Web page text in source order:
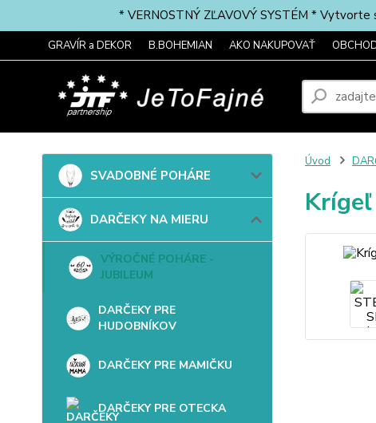
* VERNOSTNÝ ZĽAVOVÝ SYSTÉM *
GRAVÍR a DEKOR B.BOHEMIAN AKO NAKUPOVAŤ
SVADOBNÉ POHÁRE
DARČEKY NA MIERU
VÝROČNÉ POHÁRE -
JUBILEUM
DARČEKY PRE
HUDOBNÍKOV
DARČEKY PRE MAMIČKU
DARČEKY PRE OTECKA
Úvod